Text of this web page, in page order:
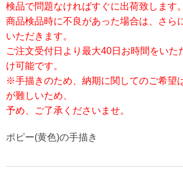
検品で問題なければすぐに出荷致します。
商品検品時に不良があった場合は、さら
いただきます。
ご注文受付日より最大40日お時間をいた
け可能です。
※手描きのため、納期に関してのご希望
が難しいため、
予め、ご了承くださいませ。
ポピー(黄色)の手描き